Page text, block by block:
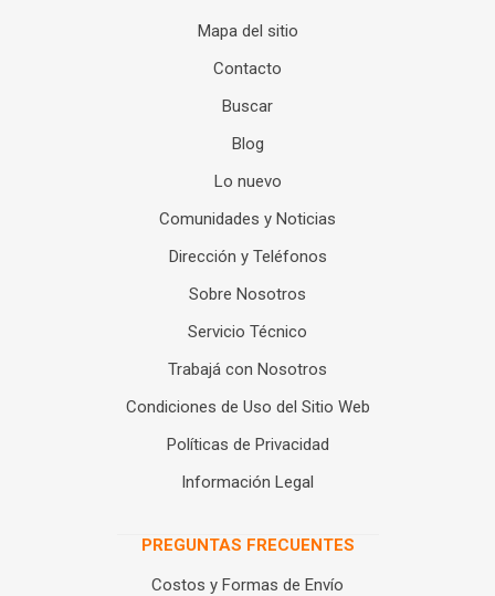
Mapa del sitio
Contacto
Buscar
Blog
Lo nuevo
Comunidades y Noticias
Dirección y Teléfonos
Sobre Nosotros
Servicio Técnico
Trabajá con Nosotros
Condiciones de Uso del Sitio Web
Políticas de Privacidad
Información Legal
PREGUNTAS FRECUENTES
Costos y Formas de Envío